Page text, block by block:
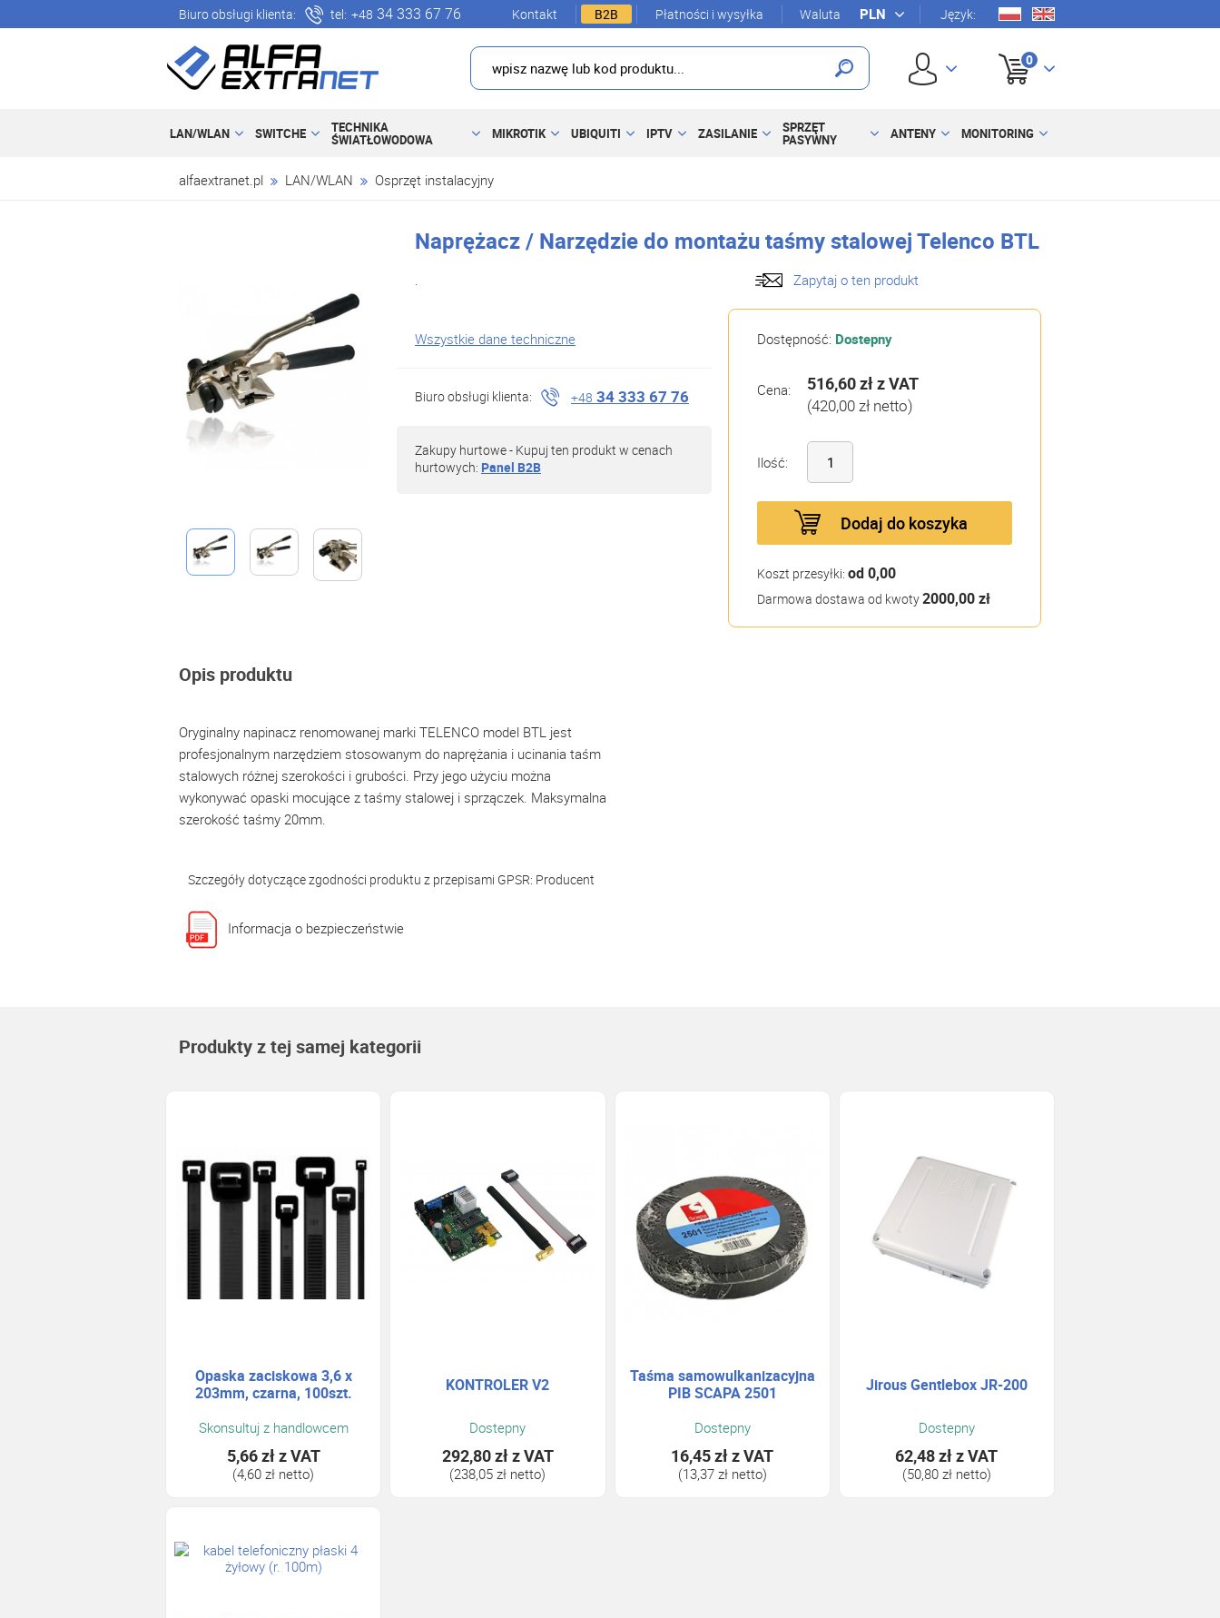
Biuro obsługi klienta: tel: +48 34 333 67 76 Kontakt B2B Płatności i wysyłka Waluta Język:
0
LAN/WLAN SWITCHE TECHNIKA
ŚWIATŁOWODOWA MIKROTIK UBIQUITI IPTV ZASILANIE SPRZĘT
PASYWNY ANTENY MONITORING
alfaextranet.pl LAN/WLAN Osprzęt instalacyjny
Naprężacz / Narzędzie do montażu taśmy stalowej Telenco BTL
. Zapytaj o ten produkt
Wszystkie dane techniczne
Biuro obsługi klienta: +48 34 333 67 76
Zakupy hurtowe - Kupuj ten produkt w cenach
hurtowych: Panel B2B
Dostępność: Dostepny
Cena: 516,60 złz VAT
(420,00 zł netto)
Ilość:
Dodaj do koszyka
Koszt przesyłki: od 0,00
Darmowa dostawa od kwoty2000,00 zł
Opis produktu
Oryginalny napinacz renomowanej marki TELENCO model BTL jest
profesjonalnym narzędziem stosowanym do naprężania i ucinania taśm
stalowych różnej szerokości i grubości. Przy jego użyciu można
wykonywać opaski mocujące z taśmy stalowej i sprzączek. Maksymalna
szerokość taśmy 20mm.
Szczegóły dotyczące zgodności produktu z przepisami GPSR: Producent
Informacja o bezpieczeństwie
Produkty z tej samej kategorii
Opaska zaciskowa 3,6 x
203mm, czarna, 100szt.
Skonsultuj z handlowcem
5,66 złz VAT
(4,60 zł netto)
KONTROLER V2
Dostepny
292,80 złz VAT
(238,05 zł netto)
Taśma samowulkanizacyjna
PIB SCAPA 2501
Dostepny
16,45 złz VAT
(13,37 zł netto)
Jirous Gentlebox JR-200
Dostepny
62,48 złz VAT
(50,80 zł netto)